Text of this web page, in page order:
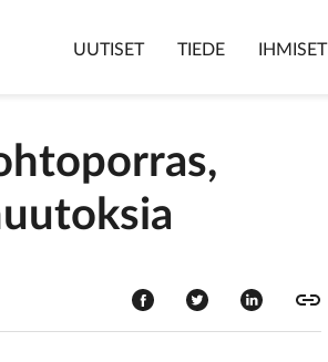
UUTISET TIEDE IHMISET